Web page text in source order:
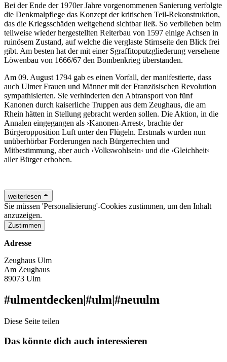
Bei der Ende der 1970er Jahre vorgenommenen Sanierung verfolgte
die Denkmalpflege das Konzept der kritischen Teil-Rekonstruktion,
das die Kriegsschäden weitgehend sichtbar ließ. So verblieben beim
teilweise wieder hergestellten Reiterbau von 1597 einige Achsen in
ruinösem Zustand, auf welche die verglaste Stirnseite den Blick frei
gibt. Am besten hat der mit einer Sgraffitoputzgliederung versehene
Löwenbau von 1666/67 den Bombenkrieg überstanden.
Am 09. August 1794 gab es einen Vorfall, der manifestierte, dass
auch Ulmer Frauen und Männer mit der Französischen Revolution
sympathisierten. Sie verhinderten den Abtransport von fünf
Kanonen durch kaiserliche Truppen aus dem Zeughaus, die am
Rhein hätten in Stellung gebracht werden sollen. Die Aktion, in die
Annalen eingegangen als ›Kanonen-Arrest‹, brachte der
Bürgeropposition Luft unter den Flügeln. Erstmals wurden nun
unüberhörbar Forderungen nach Bürgerrechten und
Mitbestimmung, aber auch ›Volkswohlsein‹ und die ›Gleichheit‹
aller Bürger erhoben.
weiterlesen
Sie müssen 'Personalisierung'-Cookies zustimmen, um den Inhalt
anzuzeigen.
Zustimmen
Adresse
Zeughaus Ulm
Am Zeughaus
89073 Ulm
#ulmentdecken#ulm#neuulm
Diese Seite teilen
Das könnte dich auch interessieren